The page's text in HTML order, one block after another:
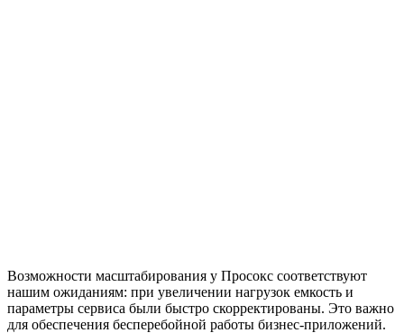
Возможности масштабирования у Просокс соответствуют
нашим ожиданиям: при увеличении нагрузок емкость и
параметры сервиса были быстро скорректированы. Это важно
для обеспечения бесперебойной работы бизнес-приложений.